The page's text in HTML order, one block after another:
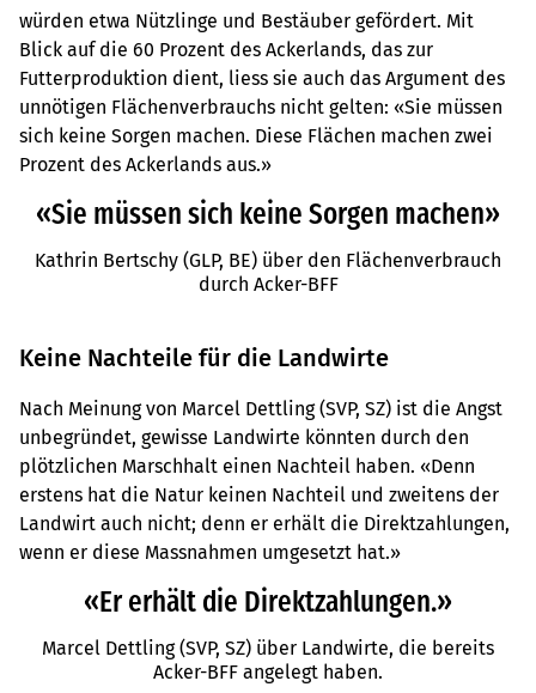
würden etwa Nützlinge und Bestäuber gefördert. Mit
Blick auf die 60 Prozent des Ackerlands, das zur
Futterproduktion dient, liess sie auch das Argument des
unnötigen Flächenverbrauchs nicht gelten: «Sie müssen
sich keine Sorgen machen. Diese Flächen machen zwei
Prozent des Ackerlands aus.»
«Sie müssen sich keine Sorgen machen»
Kathrin Bertschy (GLP, BE) über den Flächenverbrauch
durch Acker-BFF
Keine Nachteile für die Landwirte
Nach Meinung von Marcel Dettling (SVP, SZ) ist die Angst
unbegründet, gewisse Landwirte könnten durch den
plötzlichen Marschhalt einen Nachteil haben. «Denn
erstens hat die Natur keinen Nachteil und zweitens der
Landwirt auch nicht; denn er erhält die Direktzahlungen,
wenn er diese Massnahmen umgesetzt hat.»
«Er erhält die Direktzahlungen.»
Marcel Dettling (SVP, SZ) über Landwirte, die bereits
Acker-BFF angelegt haben.